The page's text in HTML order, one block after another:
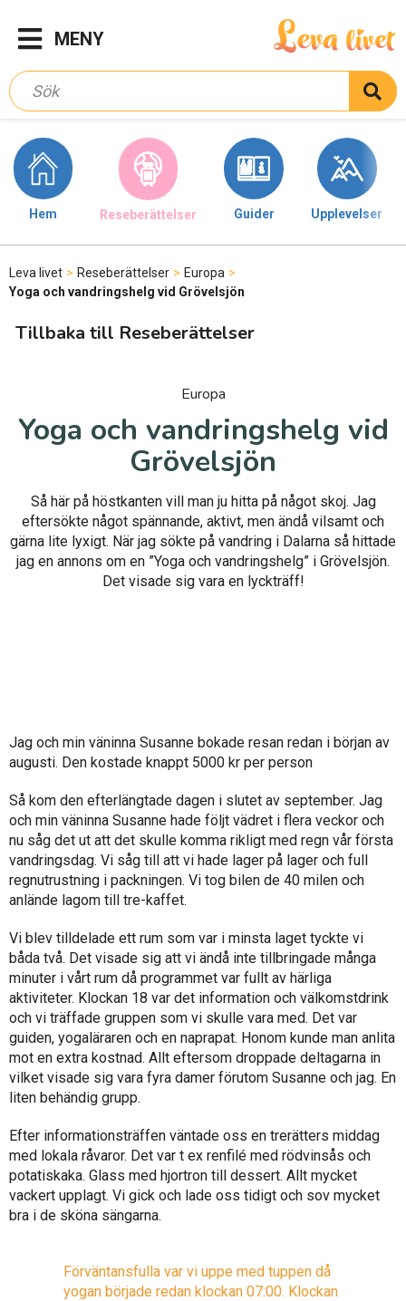
MENY
Hem Reseberättelser Guider Upplevelser
Leva livet > Reseberättelser > Europa >
Yoga och vandringshelg vid Grövelsjön
Tillbaka till Reseberättelser
Europa
Yoga och vandringshelg vid
Grövelsjön
Så här på höstkanten vill man ju hitta på något skoj. Jag
eftersökte något spännande, aktivt, men ändå vilsamt och
gärna lite lyxigt. När jag sökte på vandring i Dalarna så hittade
jag en annons om en ”Yoga och vandringshelg” i Grövelsjön.
Det visade sig vara en lyckträff!
Jag och min väninna Susanne bokade resan redan i början av
augusti. Den kostade knappt 5000 kr per person
Så kom den efterlängtade dagen i slutet av september. Jag
och min väninna Susanne hade följt vädret i flera veckor och
nu såg det ut att det skulle komma rikligt med regn vår första
vandringsdag. Vi såg till att vi hade lager på lager och full
regnutrustning i packningen. Vi tog bilen de 40 milen och
anlände lagom till tre-kaffet.
Vi blev tilldelade ett rum som var i minsta laget tyckte vi
båda två. Det visade sig att vi ändå inte tillbringade många
minuter i vårt rum då programmet var fullt av härliga
aktiviteter. Klockan 18 var det information och välkomstdrink
och vi träffade gruppen som vi skulle vara med. Det var
guiden, yogaläraren och en naprapat. Honom kunde man anlita
mot en extra kostnad. Allt eftersom droppade deltagarna in
vilket visade sig vara fyra damer förutom Susanne och jag. En
liten behändig grupp.
Efter informationsträffen väntade oss en trerätters middag
med lokala råvaror. Det var t ex renfilé med rödvinsås och
potatiskaka. Glass med hjortron till dessert. Allt mycket
vackert upplagt. Vi gick och lade oss tidigt och sov mycket
bra i de sköna sängarna.
Förväntansfulla var vi uppe med tuppen då
yogan började redan klockan 07:00. Klockan